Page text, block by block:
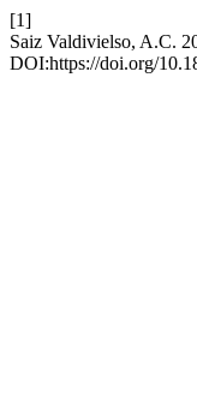
[1]
Saiz Valdivielso, A.C.
DOI:https://doi.org/